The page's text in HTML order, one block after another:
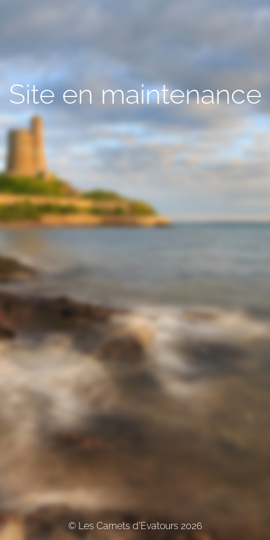
Site en maintenance
© Les Carnets d'Evatours 2026